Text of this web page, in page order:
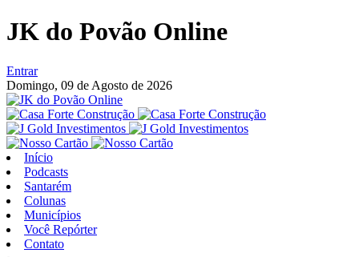
JK do Povão Online
Entrar
Domingo, 09 de Agosto de 2026
Início
Podcasts
Santarém
Colunas
Municípios
Você Repórter
Contato